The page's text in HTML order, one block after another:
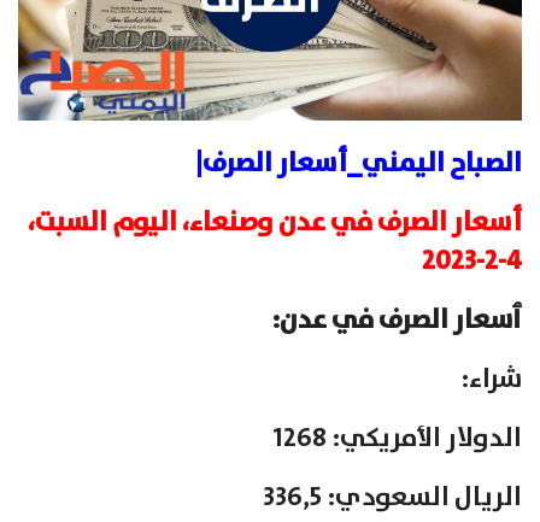
الصباح اليمني_أسعار الصرف|
أسعار الصرف في عدن وصنعاء، اليوم السبت،
4-2-2023
ٲسعار الصرف في عدن:
شراء:
الدولار الأمريكي: 1268
الريال السعودي: 336,5